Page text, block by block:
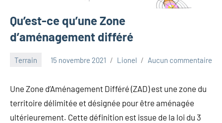
Qu’est-ce qu’une Zone
d’aménagement différé
Terrain 15 novembre 2021 Lionel Aucun commentaire
Une Zone d’Aménagement Différé (ZAD) est une zone du
territoire délimitée et désignée pour être aménagée
ultérieurement. Cette définition est issue de la loi du 3